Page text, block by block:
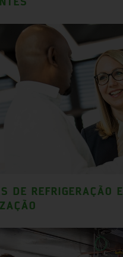
DE REFRIGERAÇÃO E